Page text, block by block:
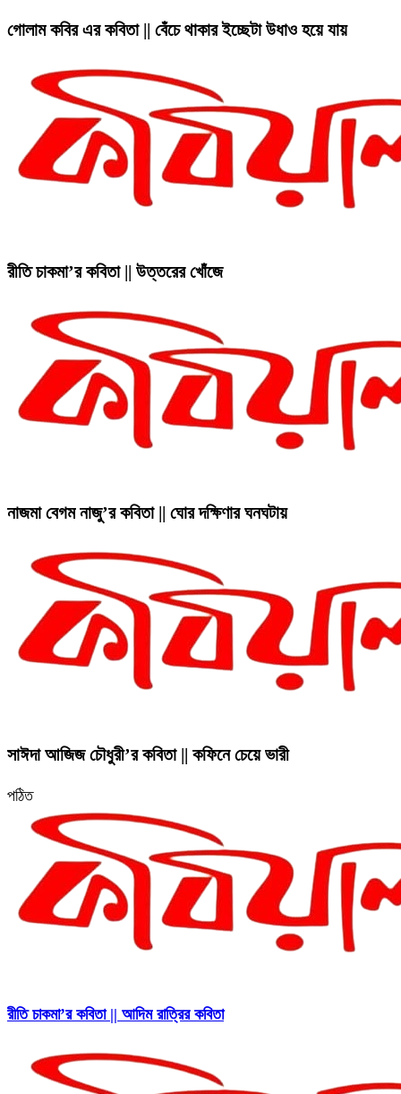
গোলাম কবির এর কবিতা || বেঁচে থাকার ইচ্ছেটা উধাও হয়ে যায়
রীতি চাকমা’র কবিতা || উত্তরের খোঁজে
নাজমা বেগম নাজু’র কবিতা || ঘোর দক্ষিণার ঘনঘটায়
সাঈদা আজিজ চৌধুরী’র কবিতা || কফিনে চেয়ে ভারী
পঠিত
রীতি চাকমা’র কবিতা || আদিম রাত্রির কবিতা